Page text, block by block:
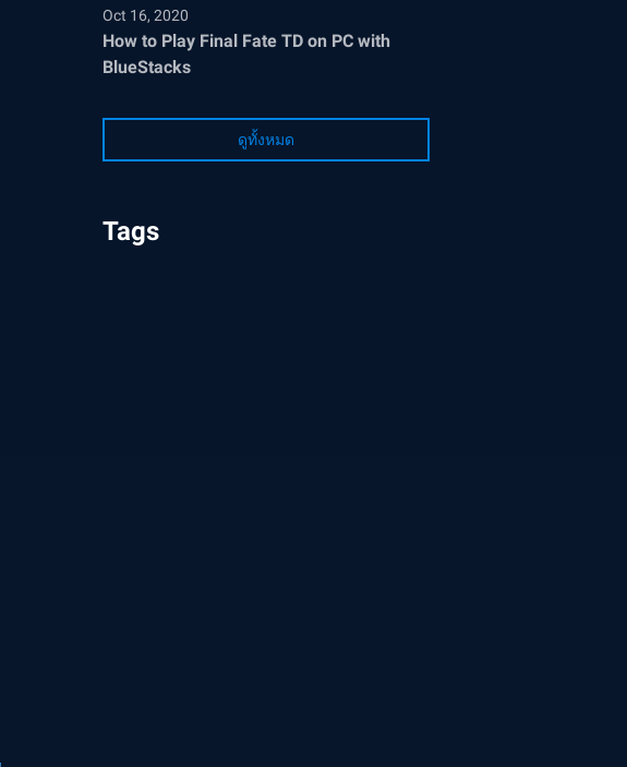
Oct 16, 2020
How to Play Final Fate TD on PC with
BlueStacks
ดูทั้งหมด
Tags